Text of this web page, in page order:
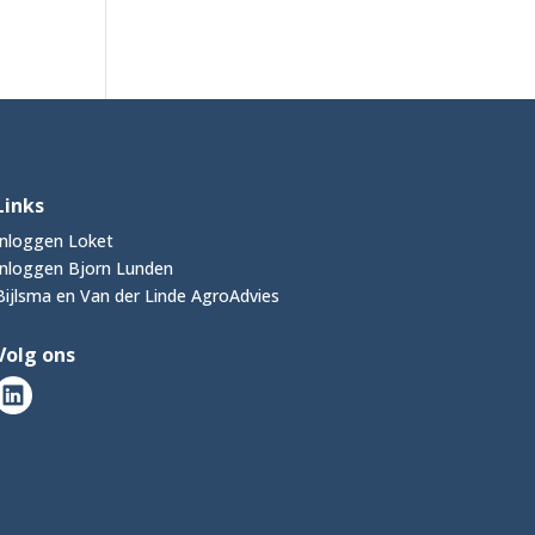
Loket
Bjorn Lunden
en Van der Linde AgroAdvies
ons